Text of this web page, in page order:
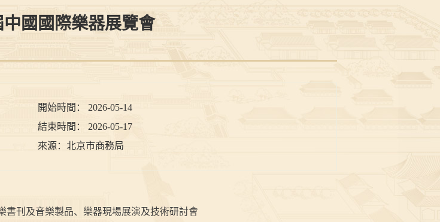
國國際樂器展覽會
開始時間：
2026-05-14
結束時間：
2026-05-17
來源： 北京市商務局
刊及音樂製品、樂器現場展演及技術研討會